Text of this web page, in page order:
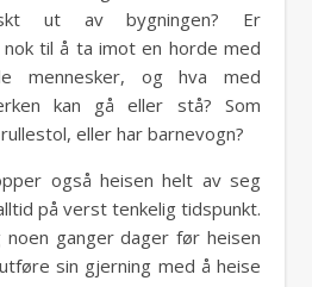
ut av bygningen? Er
til å ta imot en horde med
mennesker, og hva med
kan gå eller stå? Som
eller har barnevogn?
også heisen helt av seg
på verst tenkelig tidspunkt.
ganger dager før heisen
sin gjerning med å heise